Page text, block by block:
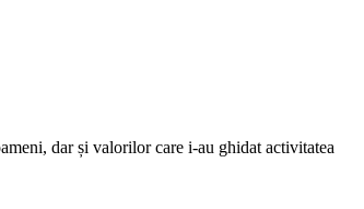
dar și valorilor care i-au ghidat activitatea